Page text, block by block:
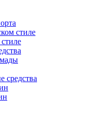
стиле
средства